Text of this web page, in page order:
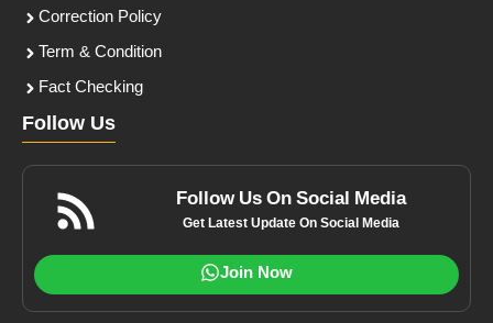
Correction Policy
Term & Condition
Fact Checking
Follow Us
Follow Us On Social Media
Get Latest Update On Social Media
Join Now